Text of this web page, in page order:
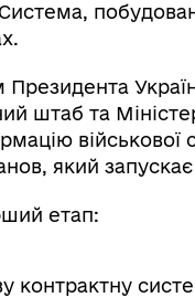
штаб та
військової
який
етап:
контрактну